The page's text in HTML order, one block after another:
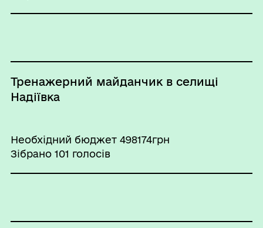
Тренажерний майданчик в селищі
Надіївка
Необхідний бюджет 498174грн
Зібрано 101 голосів